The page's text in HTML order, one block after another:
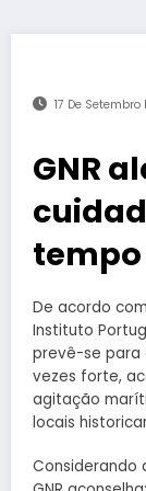
17 De Setembro
GNR
tempo
De acordo
Instituto
prevê-se para
vezes forte,
agitação
locais
Considerando